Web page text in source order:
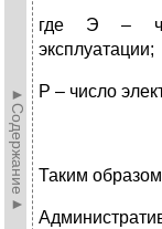
►Содержание►
где Э –
эксплуатации;
Р – число
Таким